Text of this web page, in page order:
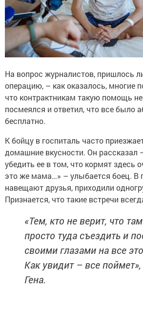
На вопрос журналистов, пришлось
операцию, – как оказалось, многие
что контрактникам такую помощь
посмеялся и ответил, что все было
бесплатно.
К бойцу в госпиталь часто
домашние вкусности. Он рассказал
убедить ее в том, что кормят здесь
это же мама…» – улыбается боец. В
навещают друзья, приходили
Признается, что такие встречи
«Тем, кто не верит, что
просто туда съездить и
своими глазами на все
Как увидит – все
Гена.